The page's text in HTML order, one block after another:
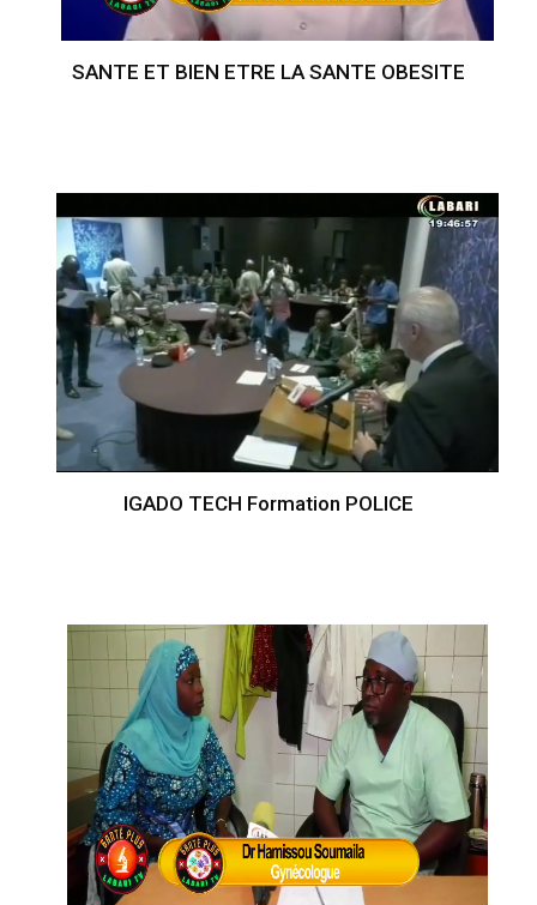
SANTE ET BIEN ETRE LA SANTE OBESITE
IGADO TECH Formation POLICE